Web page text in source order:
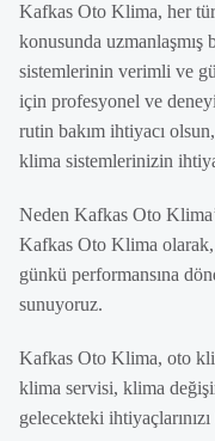
Kafkas Oto Klima, her
konusunda uzmanlaşmış
sistemlerinin verimli ve
için profesyonel ve
rutin bakım ihtiyacı
klima sistemlerinizin
Neden Kafkas Oto
Kafkas Oto Klima olarak,
günkü performansına
sunuyoruz.
Kafkas Oto Klima, oto
klima servisi, klima
gelecekteki